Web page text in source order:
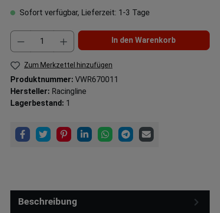
Sofort verfügbar, Lieferzeit: 1-3 Tage
In den Warenkorb
Zum Merkzettel hinzufügen
Produktnummer: VWR670011
Hersteller: Racingline
Lagerbestand: 1
Beschreibung